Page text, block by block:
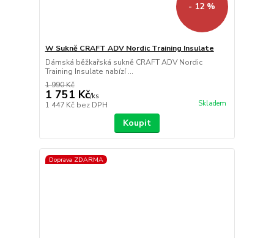
- 12 %
W Sukně CRAFT ADV Nordic Training Insulate
Dámská běžkařská sukně CRAFT ADV Nordic
Training Insulate nabízí ...
1 990 Kč
1 751 Kč/ks
1 447 Kč bez DPH Skladem
Koupit
Doprava ZDARMA